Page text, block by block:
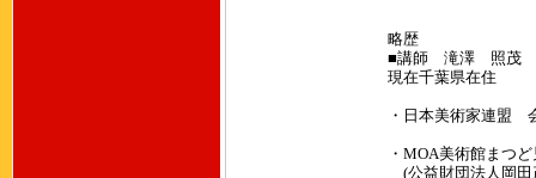
略歴
■講師 滝澤 照茂
現在千葉県在住
・日本美術家連
・MOA美術館まつ
(公益財団法人岡田